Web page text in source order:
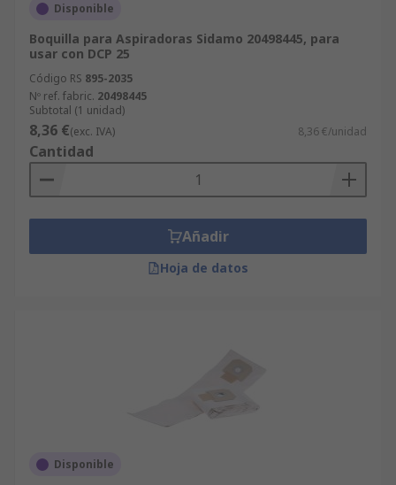
Disponible
Boquilla para Aspiradoras Sidamo 20498445, para
usar con DCP 25
Código RS 895-2035
Nº ref. fabric. 20498445
Subtotal (1 unidad)
8,36 €(exc. IVA) 8,36 €/unidad
Cantidad
Añadir
Hoja de datos
Disponible